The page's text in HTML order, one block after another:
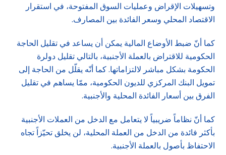
وتسهيلات الإقراض وعمليات السوق المفتوحة، في استقرار
الاقتصاد المحلي وسعر الفائدة بين المصارف.
كما أنّ ضبط الأوضاع المالية يمكن أن يساعد في تقليل الحاجة
الحكومية للاقتراض بالعملة الأجنبية، بالتالي تقليل دولرة
الحكومة بشكل مباشر لالتزاماتها. كما أنّه يقلّل من الحاجة إلى
تمويل البنك المركزي للديون الحكومية، ممّا يساهم في تقليل
الفرق بين أسعار الفائدة المحلية والأجنبية.
كما أنّ نظاماً ضريبياً لا يتعامل مع الدخل من العملات الأجنبية
بأكثر فائدة من الدخل من العملة المحلية، لن يخلق تحيّزاً تجاه
الاحتفاظ بأصول بالعملة الأجنبية.